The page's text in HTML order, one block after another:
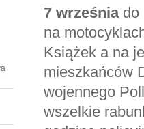
7 wrześniado
na
Książek a na
mieszkańców
wojennego
wszelkie